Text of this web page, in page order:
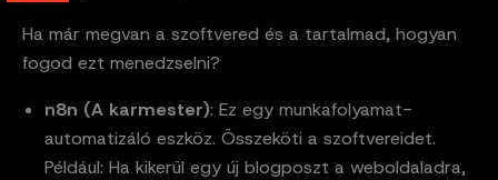
Ha már megvan a szoftvered és a tartalmad, hogyan
fogod ezt menedzselni?
n8n (A karmester): Ez egy munkafolyamat-
automatizáló eszköz. Összeköti a szoftvereidet.
Például: Ha kikerül egy új blogposzt a weboldaladra,